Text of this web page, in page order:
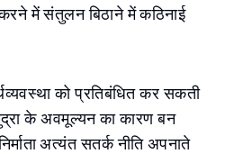
में संतुलन बिठाने में कठिनाई
को प्रतिबंधित कर सकती
के अवमूल्यन का कारण बन
अत्यंत सतर्क नीति अपनाते